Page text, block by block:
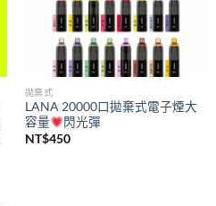
拋棄式
LANA 20000口拋棄式電子煙大
容量
閃光彈
NT$450